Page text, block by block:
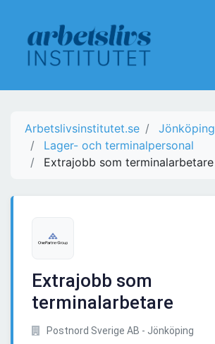
Arbetslivsinstitutet.se
Jönköping
Lager- och terminalpersonal
Extrajobb som terminalarbetare
Extrajobb som
terminalarbetare
Postnord Sverige AB - Jönköping